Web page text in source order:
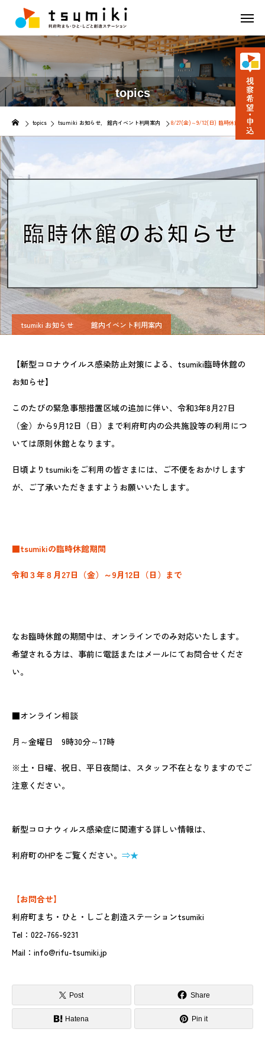
topics
topics tsumiki お知らせ 館内イベント利用案内 8/27(金)～9/12(日) 臨時休館のお知ら
tsumiki お知らせ 館内イベント利用案内
【新型コロナウイルス感染防止対策による、tsumiki臨時休館の
お知らせ】
このたびの緊急事態措置区域の追加に伴い、令和3年8月27日
（金）から9月12日（日）まで利府町内の公共施設等の利用につ
いては原則休館となります。
日頃よりtsumikiをご利用の皆さまには、ご不便をおかけします
が、ご了承いただきますようお願いいたします。
■tsumikiの臨時休館期間
令和３年８月27日（金）～9月12日（日）まで
なお臨時休館の期間中は、オンラインでのみ対応いたします。
希望される方は、事前に電話またはメールにてお問合せくださ
い。
■オンライン相談
月～金曜日 9時30分～17時
※土・日曜、祝日、平日夜間は、スタッフ不在となりますのでご
注意ください。
新型コロナウィルス感染症に関連する詳しい情報は、
利府町のHPをご覧ください。 ⇒★
【お問合せ】
利府町まち・ひと・しごと創造ステーションtsumiki
Tel：022-766-9231
Mail：info@rifu-tsumiki.jp
Post Share
Hatena Pin it